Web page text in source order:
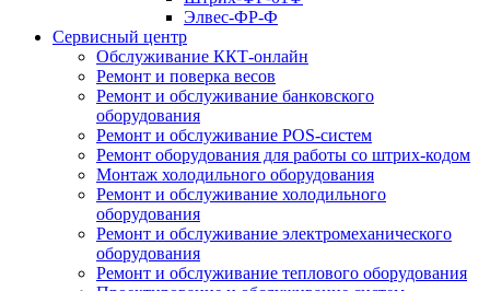
Элвес-ФР-Ф
Сервисный центр
Обслуживание ККТ-онлайн
Ремонт и поверка весов
Ремонт и обслуживание банковского
оборудования
Ремонт и обслуживание POS-систем
Ремонт оборудования для работы со штрих-кодом
Монтаж холодильного оборудования
Ремонт и обслуживание холодильного
оборудования
Ремонт и обслуживание электромеханического
оборудования
Ремонт и обслуживание теплового оборудования